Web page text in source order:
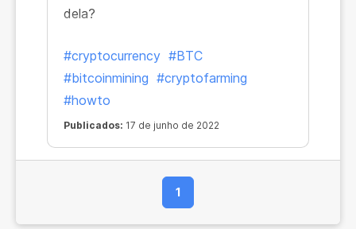
dela?
#cryptocurrency #BTC
#bitcoinmining #cryptofarming
#howto
Publicados: 17 de junho de 2022
1